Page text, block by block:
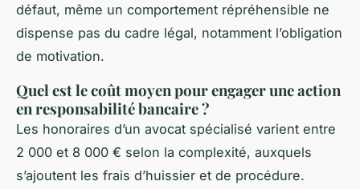
défaut, même un comportement répréhensible ne
dispense pas du cadre légal, notamment l’obligation
de motivation.
Quel est le coût moyen pour engager une action
en responsabilité bancaire ?
Les honoraires d’un avocat spécialisé varient entre
2 000 et 8 000 € selon la complexité, auxquels
s’ajoutent les frais d’huissier et de procédure.